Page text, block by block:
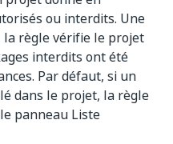
ou interdits. Une
règle vérifie le projet
interdits ont été
Par défaut, si un
dans le projet, la règle
panneau Liste